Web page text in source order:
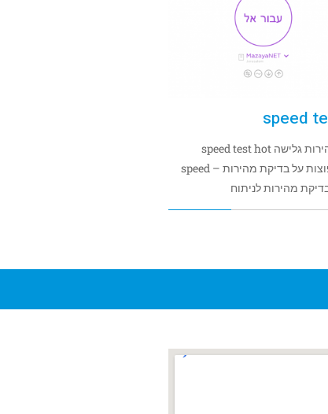
speed
בדיקת מהירות גלישה speed test hot
שאלות נפוצות על בדיקת מהירות – speed